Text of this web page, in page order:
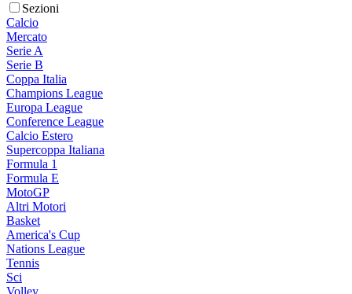
Sezioni
Calcio
Mercato
Serie A
Serie B
Coppa Italia
Champions League
Europa League
Conference League
Calcio Estero
Supercoppa Italiana
Formula 1
Formula E
MotoGP
Altri Motori
Basket
America's Cup
Nations League
Tennis
Sci
Volley